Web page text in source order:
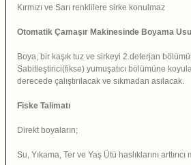
Kırmızı ve Sarı renklilere sirke konulmaz
Otomatik Çamaşır Makinesinde Boyama
Boya, bir kaşık tuz ve sirkeyi 2.deterjan
Sabitleştirici(fikse) yumuşatıcı bölümüne
derecede çalıştırılacak ve sıkmadan asılacak.
Fiske Talimatı
Direkt boyaların;
Su, Yıkama, Ter ve Yaş Ütü haslıklarını arttırıcı